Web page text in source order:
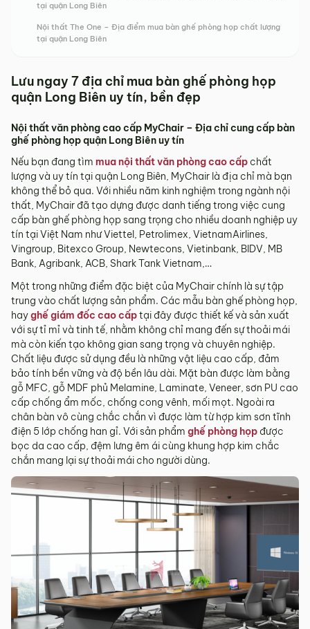
tại quận Long Biên
Nội thất The One – Địa điểm mua bàn ghế phòng họp chất lượng
tại quận Long Biên
Lưu ngay 7 địa chỉ mua bàn ghế phòng họp
quận Long Biên uy tín, bền đẹp
Nội thất văn phòng cao cấp MyChair – Địa chỉ cung cấp bàn
ghế phòng họp quận Long Biên uy tín
Nếu bạn đang tìm mua nội thất văn phòng cao cấp chất
lượng và uy tín tại quận Long Biên, MyChair là địa chỉ mà bạn
không thể bỏ qua. Với nhiều năm kinh nghiệm trong ngành nội
thất, MyChair đã tạo dựng được danh tiếng trong việc cung
cấp bàn ghế phòng họp sang trọng cho nhiều doanh nghiệp uy
tín tại Việt Nam như Viettel, Petrolimex, VietnamAirlines,
Vingroup, Bitexco Group, Newtecons, Vietinbank, BIDV, MB
Bank, Agribank, ACB, Shark Tank Vietnam,…
Một trong những điểm đặc biệt của MyChair chính là sự tập
trung vào chất lượng sản phẩm. Các mẫu bàn ghế phòng họp,
hayghế giám đốc cao cấptại đây được thiết kế và sản xuất
với sự tỉ mỉ và tinh tế, nhằm không chỉ mang đến sự thoải mái
mà còn kiến tạo không gian sang trọng và chuyên nghiệp.
Chất liệu được sử dụng đều là những vật liệu cao cấp, đảm
bảo tính bền vững và độ bền lâu dài. Mặt bàn được làm bằng
gỗ MFC, gỗ MDF phủ Melamine, Laminate, Veneer, sơn PU cao
cấp chống ẩm mốc, chống cong vênh, mối mọt. Ngoài ra
chân bàn vô cùng chắc chắn vì được làm từ hợp kim sơn tĩnh
điện 5 lớp chống han gỉ. Với sản phẩm ghế phòng họp được
bọc da cao cấp, đệm lưng êm ái cùng khung hợp kim chắc
chắn mang lại sự thoải mái cho người dùng.